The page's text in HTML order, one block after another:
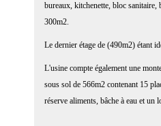
bureaux, kitchenette, bloc sanitaire,
300m2.
Le dernier étage de (490m2) étant
L'usine compte également une
sous sol de 566m2 contenant 15
réserve aliments, bâche à eau et un